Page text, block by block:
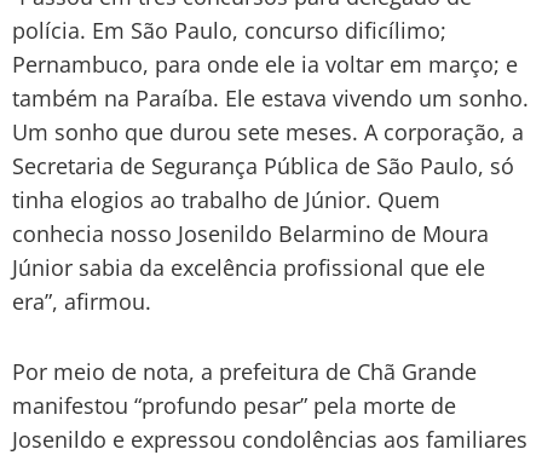
polícia. Em São Paulo, concurso dificílimo;
Pernambuco, para onde ele ia voltar em março; e
também na Paraíba. Ele estava vivendo um sonho.
Um sonho que durou sete meses. A corporação, a
Secretaria de Segurança Pública de São Paulo, só
tinha elogios ao trabalho de Júnior. Quem
conhecia nosso Josenildo Belarmino de Moura
Júnior sabia da excelência profissional que ele
era”, afirmou.
Por meio de nota, a prefeitura de Chã Grande
manifestou “profundo pesar” pela morte de
Josenildo e expressou condolências aos familiares